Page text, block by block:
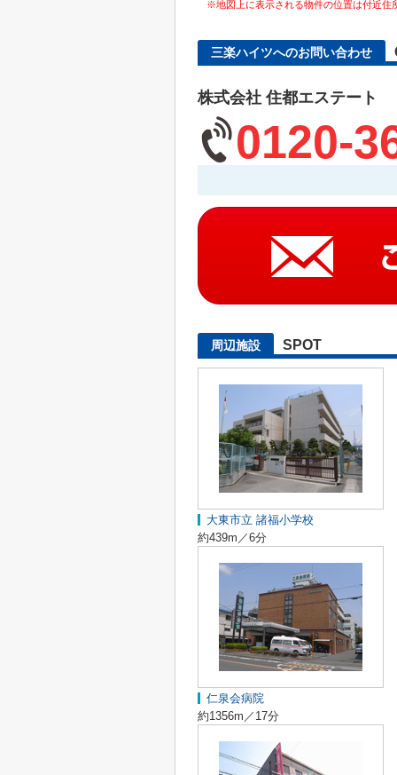
※地図上に表示される物件の位置は付近住
三楽ハイツへのお問い合わせ
株式会社 住都エステート
0120-
周辺施設 SPOT
大東市立 諸福小学校
約439m／6分
仁泉会病院
約1356m／17分